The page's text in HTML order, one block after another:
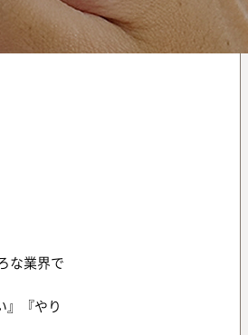
な業界で
』『やり